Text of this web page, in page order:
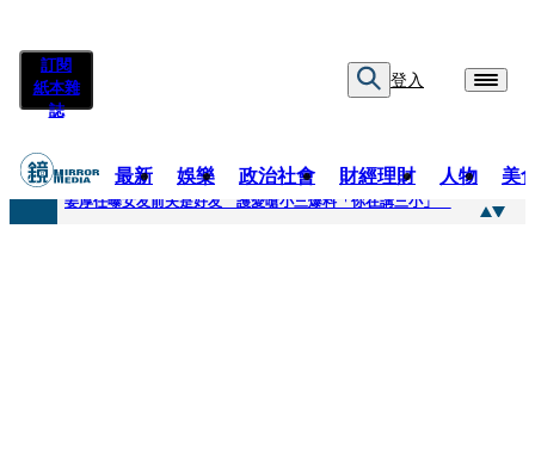
訂閱
紙本雜
誌
登入
最新 娛樂 政治社會 財經理財 人物 美
快訊
姜厚任曝女友前夫是好友 護愛嗆小三爆料「你在講三小」